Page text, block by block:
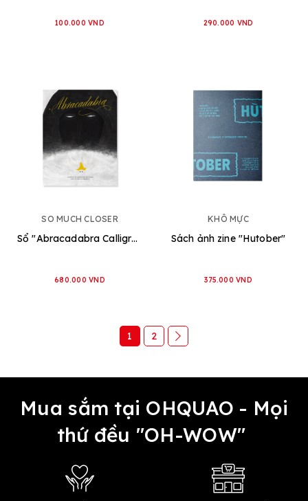
100.000 VND 290.000 VND
SO MUCH CLOSER
Sổ "Abracadabra Calligraphy Notebook"
680.000 VND
KHÔ MỰC
Sách ảnh zine "Hutober"
375.000 VND
1 2
Mua sắm tại OHQUAO - Mọi
thứ đều "OH-WOW"